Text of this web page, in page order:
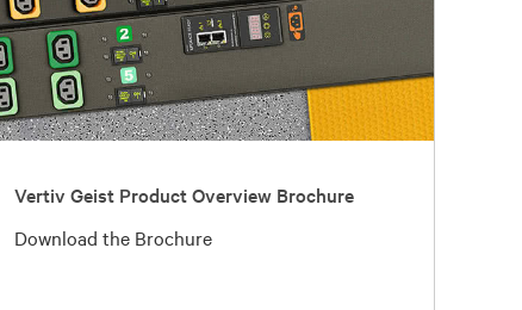
Vertiv Geist Product Overview Brochure
Download the Brochure